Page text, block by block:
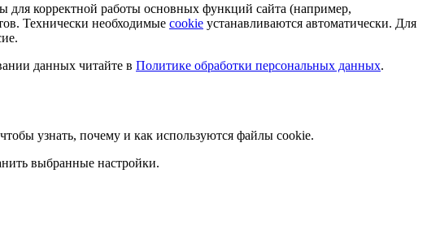
корректной работы основных функций сайта (например,
Технически необходимые cookie устанавливаются автоматически. Для
данных читайте в Политике обработки персональных данных.
узнать, почему и как используются файлы cookie.
выбранные настройки.